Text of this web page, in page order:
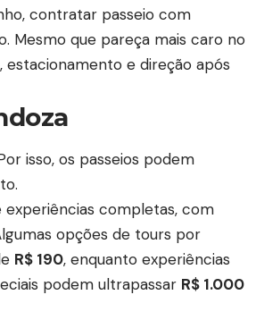
contratar passeio com
Mesmo que pareça mais caro no
e direção após
isso, os passeios podem
experiências completas, com
opções de tours por
R$ 190, enquanto experiências
podem ultrapassar R$ 1.000